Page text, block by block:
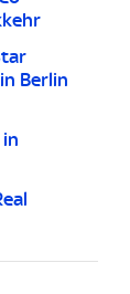
Berlin